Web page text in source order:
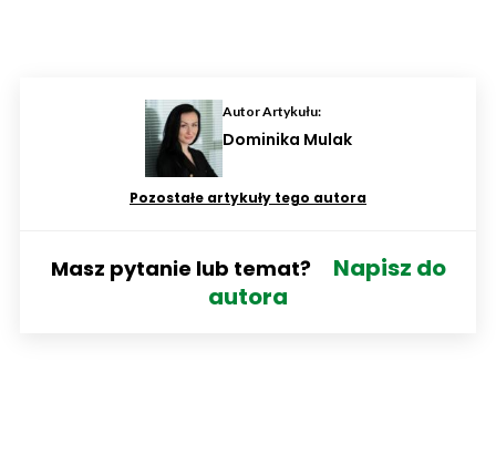
Autor Artykułu:
Dominika Mulak
Pozostałe artykuły tego autora
Masz pytanie lub temat?
Napisz do
autora